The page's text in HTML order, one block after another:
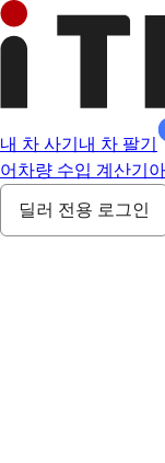
내 차 사기 내 차 팔기
어 차량 수입 계산기
딜러 전용 로그인